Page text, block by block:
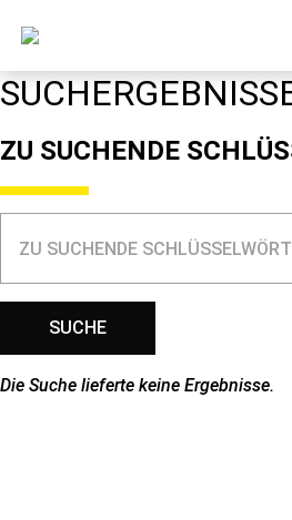
ZU SUCHENDE
Die Suche lieferte keine Ergebnisse.